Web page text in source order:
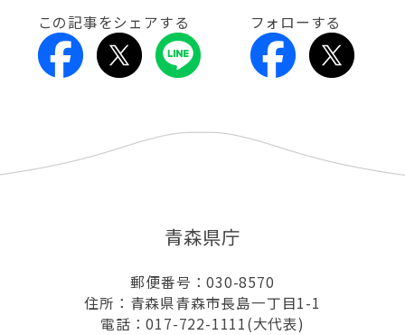
この記事をシェアする フォローする
青森県庁
郵便番号：030-8570
住所：青森県青森市長島一丁目1-1
電話：017-722-1111(大代表)